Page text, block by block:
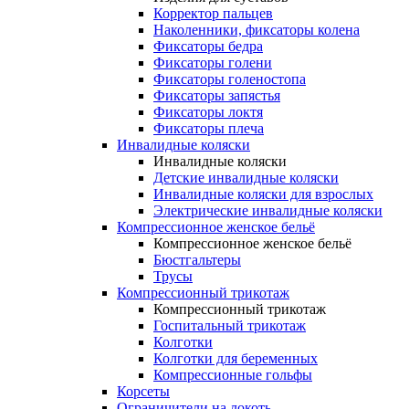
Корректор пальцев
Наколенники, фиксаторы колена
Фиксаторы бедра
Фиксаторы голени
Фиксаторы голеностопа
Фиксаторы запястья
Фиксаторы локтя
Фиксаторы плеча
Инвалидные коляски
Инвалидные коляски
Детские инвалидные коляски
Инвалидные коляски для взрослых
Электрические инвалидные коляски
Компрессионное женское бельё
Компрессионное женское бельё
Бюстгальтеры
Трусы
Компрессионный трикотаж
Компрессионный трикотаж
Госпитальный трикотаж
Колготки
Колготки для беременных
Компрессионные гольфы
Корсеты